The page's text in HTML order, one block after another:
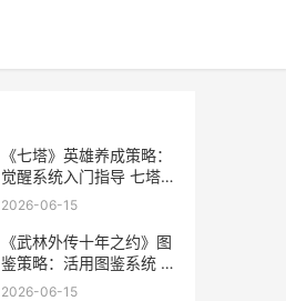
《七塔》英雄养成策略：
觉醒系统入门指导 七塔禅
寺百科
2026-06-15
《武林外传十年之约》图
鉴策略：活用图鉴系统 武
林外传十年之约手游隐藏
2026-06-15